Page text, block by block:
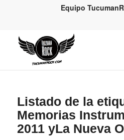
Equipo
Listado de la
Memorias
2011 yLa Nueva